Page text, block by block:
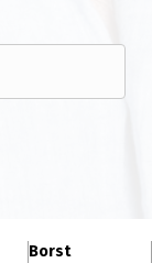
Borst